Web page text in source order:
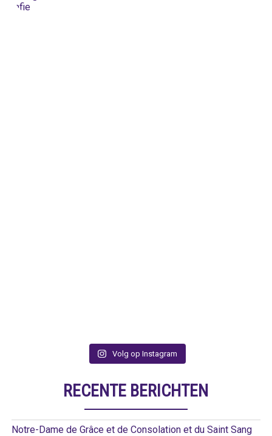
Volg op Instagram
RECENTE BERICHTEN
Notre-Dame de Grâce et de Consolation et du Saint Sang